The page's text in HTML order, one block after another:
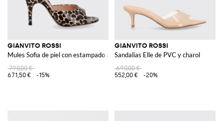
GIANVITO ROSSI
Mules Sofia de piel con estampado animal
790,00 €
671,50 €
-15%
GIANVITO ROSSI
Sandalias Elle de PVC y charol
690,00 €
552,00 €
-20%